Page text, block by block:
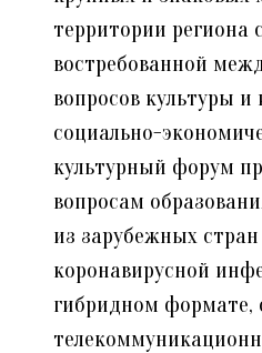
территории региона
востребованной
вопросов культуры и
социально-
культурный форум
вопросам
из зарубежных
коронавирусной
гибридном формате,